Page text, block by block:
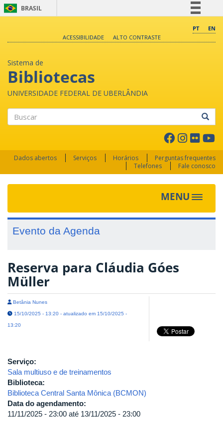
BRASIL
Comunica BR
PT
EN
ACESSIBILIDADE
ALTO CONTRASTE
Sistema de
Bibliotecas
UNIVERSIDADE FEDERAL DE UBERLÂNDIA
Dados abertos Serviços Horários
Perguntas frequentes
Telefones
Fale conosco
MENU Toggle
Evento da Agenda
Reserva para Cláudia Góes
Müller
Betânia Nunes
15/10/2025 - 13:20 - atualizado em 15/10/2025 -
13:20
Serviço:
Sala multiuso e de treinamentos
Biblioteca:
Biblioteca Central Santa Mônica (BCMON)
Data do agendamento:
11/11/2025 - 23:00 até 13/11/2025 - 23:00